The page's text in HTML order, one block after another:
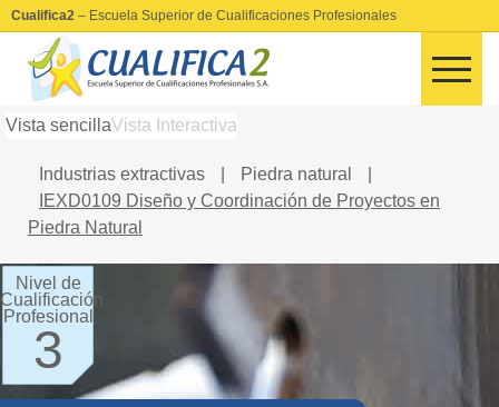
Cualifica2 – Escuela Superior de Cualificaciones Profesionales
Vista sencillaVista Interactiva
Industrias extractivas Piedra natural
IEXD0109 Diseño y Coordinación de Proyectos en
Piedra Natural
Nivel de
Cualificación
Profesional
3